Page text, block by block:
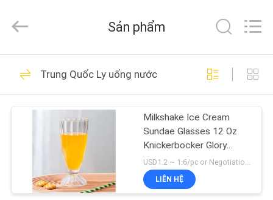
NHÀ
CÁC
VIDEO
HOME
PRODUCTS
All
Reserved.
Ly uống nước
43
25
Sản phẩm
Trung Quốc Ly uống nước
Milkshake Ice Cream
Sundae Glasses 12 Oz
Knickerbocker Glory
Glasses 350ml
USD1.2 ~ 1.6/pc or Negotiation MOQ:30000 chiếc
LIÊN HỆ